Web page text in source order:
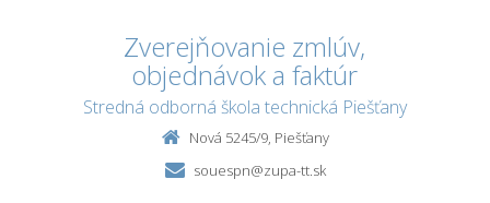
Zverejňovanie zmlúv,
objednávok a faktúr
Stredná odborná škola technická Piešťany
Nová 5245/9, Piešťany
souespn@zupa-tt.sk